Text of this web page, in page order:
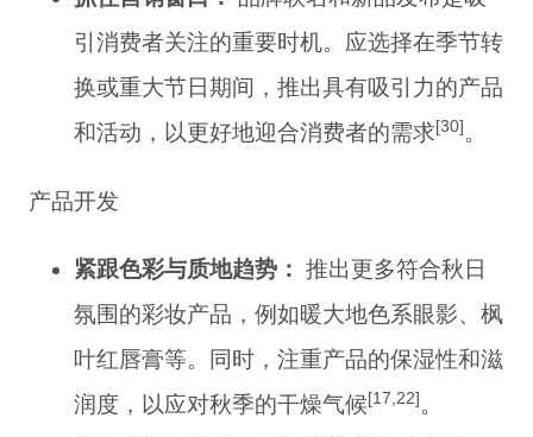
引消费者关注的重要时机。应选择在季节转
换或重大节日期间，推出具有吸引力的产品
和活动，以更好地迎合消费者的需求[30]。
产品开发
紧跟色彩与质地趋势： 推出更多符合秋日
氛围的彩妆产品，例如暖大地色系眼影、枫
叶红唇膏等。同时，注重产品的保湿性和滋
润度，以应对秋季的干燥气候[17,22]。